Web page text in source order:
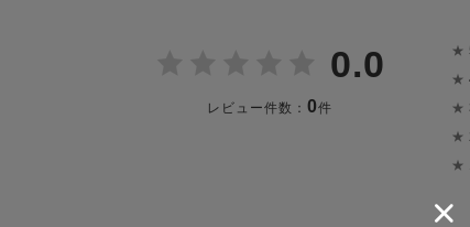
0.0
レビュー件数： 0件
★
★
★
★
★